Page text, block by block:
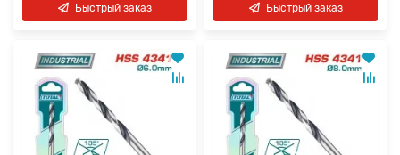
Быстрый заказ Быстрый заказ